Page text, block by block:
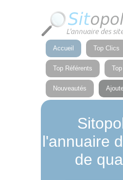
Accueil Top Clics
Top Référents
Nouveautés
l'annuaire
de